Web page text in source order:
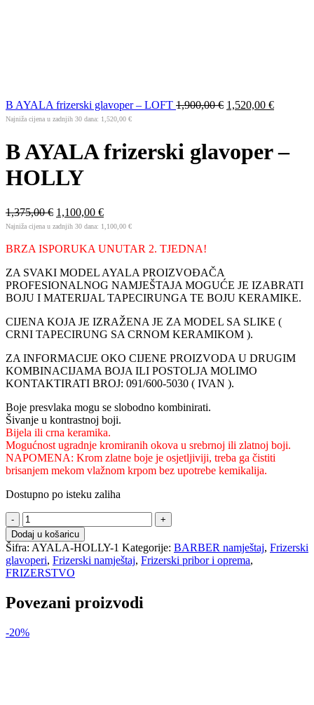
B AYALA frizerski glavoper – LOFT 1,900,00€ 1,520,00 €
Najniža cijena u zadnjih 30 dana: 1,520,00 €
B AYALA frizerski glavoper –
HOLLY
1,375,00€ 1,100,00 €
Najniža cijena u zadnjih 30 dana: 1,100,00 €
BRZA ISPORUKA UNUTAR 2. TJEDNA!
ZA SVAKI MODEL AYALA PROIZVOĐAČA
PROFESIONALNOG NAMJEŠTAJA MOGUĆE JE IZABRATI
BOJU I MATERIJAL TAPECIRUNGA TE BOJU KERAMIKE.
CIJENA KOJA JE IZRAŽENA JE ZA MODEL SA SLIKE (
CRNI TAPECIRUNG SA CRNOM KERAMIKOM ).
ZA INFORMACIJE OKO CIJENE PROIZVODA U DRUGIM
KOMBINACIJAMA BOJA ILI POSTOLJA MOLIMO
KONTAKTIRATI BROJ: 091/600-5030 ( IVAN ).
Boje presvlaka mogu se slobodno kombinirati.
Šivanje u kontrastnoj boji.
Bijela ili crna keramika.
Mogućnost ugradnje kromiranih okova u srebrnoj ili zlatnoj boji.
NAPOMENA: Krom zlatne boje je osjetljiviji, treba ga čistiti
brisanjem mekom vlažnom krpom bez upotrebe kemikalija.
Dostupno po isteku zaliha
B
AYALA
frizerski
glavoper
-
HOLLY
Dodaj u košaricu
Šifra: AYALA-HOLLY-1 Kategorije: BARBER namještaj, Frizerski
glavoperi, Frizerski namještaj, Frizerski pribor i oprema,
FRIZERSTVO
Povezani proizvodi
-20%